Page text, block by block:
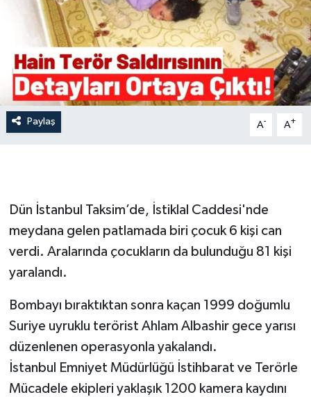
Paylaş A- A+
Dün İstanbul Taksim’de, İstiklal Caddesi'nde
meydana gelen patlamada biri çocuk 6 kişi can
verdi. Aralarında çocukların da bulunduğu 81 kişi
yaralandı.
Bombayı bıraktıktan sonra kaçan 1999 doğumlu
Suriye uyruklu terörist Ahlam Albashir gece yarısı
düzenlenen operasyonla yakalandı.
İstanbul Emniyet Müdürlüğü İstihbarat ve Terörle
Mücadele ekipleri yaklaşık 1200 kamera kaydını
DÜNYA
ROPORTAJ
MAGAZİN
KADIN-AİLE
SEÇİM 2011
ÜÇÜNCÜ SAYFA
BİLİMNET
Yemek
SİVİL TOPLUM